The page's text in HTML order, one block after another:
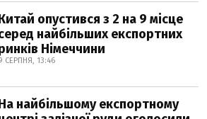
опустився з 2 на 9 місце
найбільших експортних
Німеччини
СЕРПНЯ, 13:46
найбільшому експортному